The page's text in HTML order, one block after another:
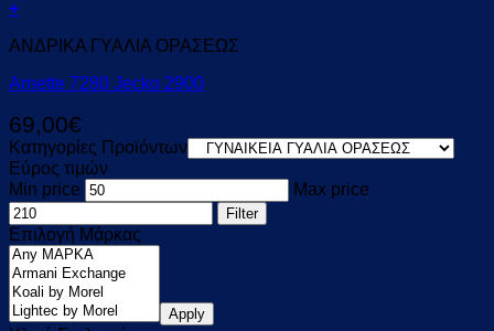
+
ΑΝΔΡΙΚΑ ΓΥΑΛΙΑ ΟΡΑΣΕΩΣ
Arnette 7280 Jecko 2900
69,00€
Κατηγορίες Προϊόντων
Εύρος τιμών
Min price
Max price
Filter
Επιλογή Μάρκας
Apply